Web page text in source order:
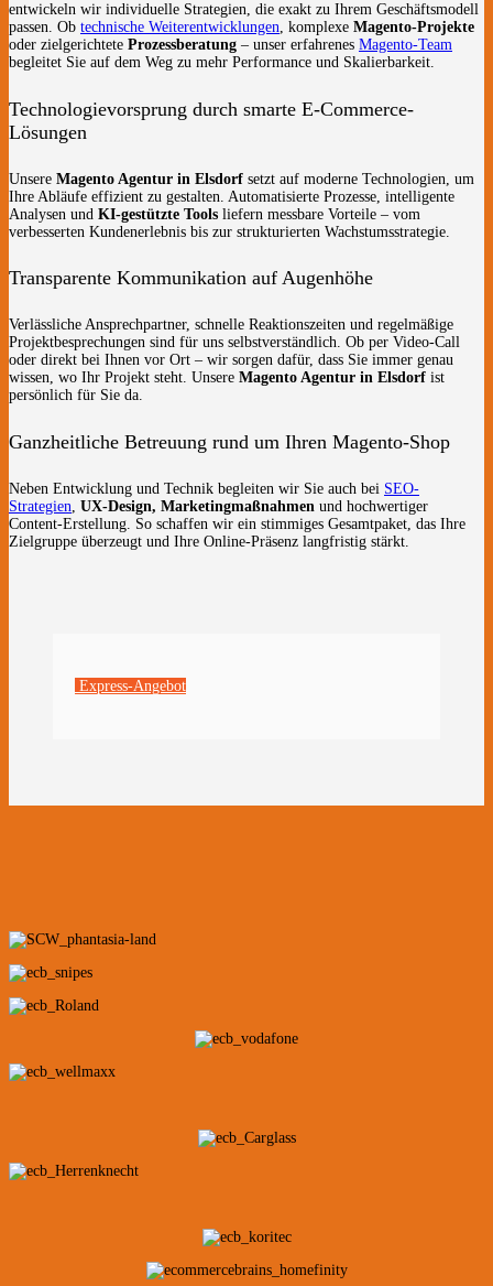
entwickeln wir individuelle Strategien, die exakt zu Ihrem Geschäftsmodell
passen. Ob technische Weiterentwicklungen , komplexe Magento-Projekte
oder zielgerichtete Prozessberatung – unser erfahrenes Magento-Team
begleitet Sie auf dem Weg zu mehr Performance und Skalierbarkeit.
Technologievorsprung durch smarte E-Commerce-
Lösungen
Unsere Magento Agentur in Elsdorf setzt auf moderne Technologien, um
Ihre Abläufe effizient zu gestalten. Automatisierte Prozesse, intelligente
Analysen und KI-gestützte Tools liefern messbare Vorteile – vom
verbesserten Kundenerlebnis bis zur strukturierten Wachstumsstrategie.
Transparente Kommunikation auf Augenhöhe
Verlässliche Ansprechpartner, schnelle Reaktionszeiten und regelmäßige
Projektbesprechungen sind für uns selbstverständlich. Ob per Video-Call
oder direkt bei Ihnen vor Ort – wir sorgen dafür, dass Sie immer genau
wissen, wo Ihr Projekt steht. Unsere Magento Agentur in Elsdorf ist
persönlich für Sie da.
Ganzheitliche Betreuung rund um Ihren Magento-Shop
Neben Entwicklung und Technik begleiten wir Sie auch bei SEO-
Strategien, UX-Design, Marketingmaßnahmen und hochwertiger
Content-Erstellung. So schaffen wir ein stimmiges Gesamtpaket, das Ihre
Zielgruppe überzeugt und Ihre Online-Präsenz langfristig stärkt.
Express-Angebot